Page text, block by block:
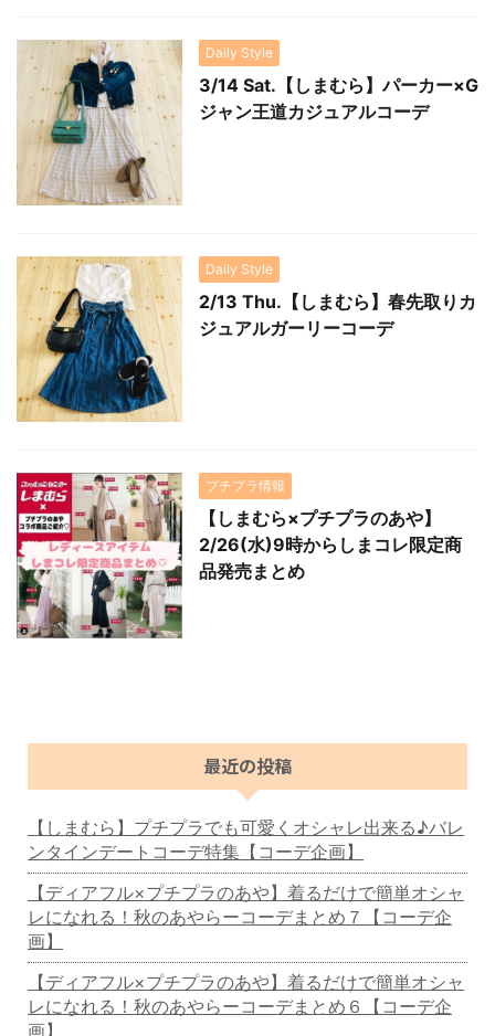
Daily Style
3/14 Sat.【しまむら】パーカー×G
ジャン王道カジュアルコーデ
Daily Style
2/13 Thu.【しまむら】春先取りカ
ジュアルガーリーコーデ
プチプラ情報
【しまむら×プチプラのあや】
2/26(水)9時からしまコレ限定商
品発売まとめ
最近の投稿
【しまむら】プチプラでも可愛くオシャレ出来る♪バレ
ンタインデートコーデ特集【コーデ企画】
【ディアフル×プチプラのあや】着るだけで簡単オシャ
レになれる！秋のあやらーコーデまとめ７【コーデ企
画】
【ディアフル×プチプラのあや】着るだけで簡単オシャ
レになれる！秋のあやらーコーデまとめ６【コーデ企
画】